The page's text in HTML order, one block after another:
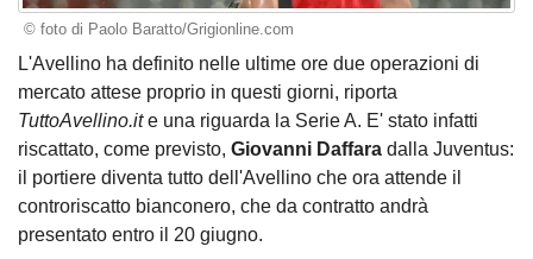
© foto di Paolo Baratto/Grigionline.com
L'Avellino ha definito nelle ultime ore due operazioni di
mercato attese proprio in questi giorni, riporta
TuttoAvellino.ite una riguarda la Serie A. E' stato infatti
riscattato, come previsto, Giovanni Daffara dalla Juventus:
il portiere diventa tutto dell'Avellino che ora attende il
controriscatto bianconero, che da contratto andrà
presentato entro il 20 giugno.